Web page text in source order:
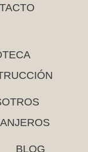
BLOG